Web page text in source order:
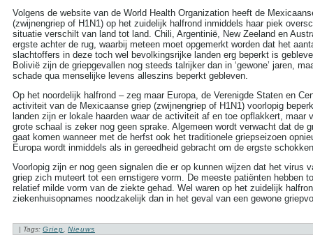
Autisme(47)
Bedwateren (8)
Beroerte(27)
Bloed in de stoelgang(3)
Borderline (31)
Borstkanker(69)
Cholesterol(22)
Chronisch
vermoeidheidssyndroom
CVS(10)
Constipatie(30)
Darmkanker(35)
Depressie
Diabetes (51)
Dieet(302)
Drugs(82)
Epilepsie(33)
Fibromyalgie(73)
Volgens de website van de World Health Organization heeft de
(zwijnengriep of H1N1) op het zuidelijk halfrond inmiddels haar piek
situatie verschilt van land tot land. Chili, Argentinië, New Zeeland en
ergste achter de rug, waarbij meteen moet opgemerkt worden dat het
slachtoffers in deze toch wel bevolkingsrijke landen erg beperkt is
Bolivië zijn de griepgevallen nog steeds talrijker dan in ‘gewone’ jaren,
schade qua menselijke levens alleszins beperkt gebleven.
Op het noordelijk halfrond – zeg maar Europa, de Verenigde Staten en
activiteit van de Mexicaanse griep (zwijnengriep of H1N1) voorlopig
landen zijn er lokale haarden waar de activiteit af en toe opflakkert, maar
grote schaal is zeker nog geen sprake. Algemeen wordt verwacht dat de
gaat komen wanneer met de herfst ook het traditionele griepseizoen
Europa wordt inmiddels als in gereedheid gebracht om de ergste
Voorlopig zijn er nog geen signalen die er op kunnen wijzen dat het virus
griep zich muteert tot een ernstigere vorm. De meeste patiënten hebben
relatief milde vorm van de ziekte gehad. Wel waren op het zuidelijk
ziekenhuisopnames noodzakelijk dan in het geval van een gewone
| Tags: Griep, Nieuws